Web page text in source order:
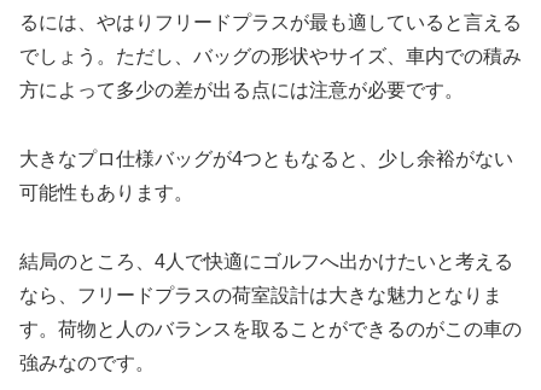
るには、やはりフリードプラスが最も適していると言える
でしょう。ただし、バッグの形状やサイズ、車内での積み
方によって多少の差が出る点には注意が必要です。
大きなプロ仕様バッグが4つともなると、少し余裕がない
可能性もあります。
結局のところ、4人で快適にゴルフへ出かけたいと考える
なら、フリードプラスの荷室設計は大きな魅力となりま
す。荷物と人のバランスを取ることができるのがこの車の
強みなのです。